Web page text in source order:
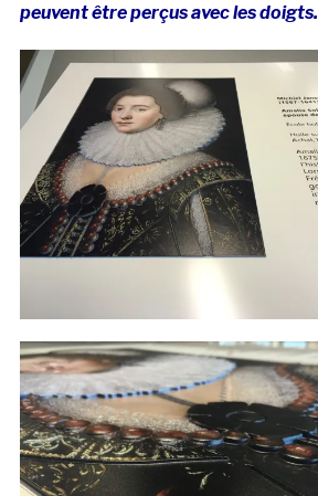
peuvent être perçus avec les doigts.